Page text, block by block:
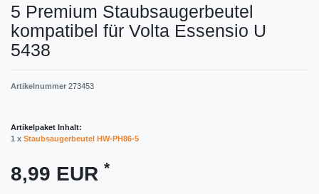
5 Premium Staubsaugerbeutel
kompatibel für Volta Essensio U
5438
Artikelnummer 273453
Artikelpaket Inhalt:
1 x Staubsaugerbeutel HW-PH86-5
8,99 EUR *